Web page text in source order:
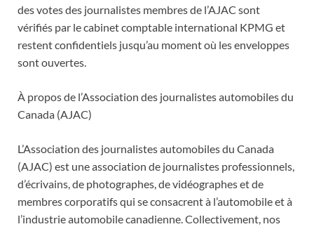
des votes des journalistes membres de l’AJAC sont
vérifiés par le cabinet comptable international KPMG et
restent confidentiels jusqu’au moment où les enveloppes
sont ouvertes.
À propos de l’Association des journalistes automobiles du
Canada (AJAC)
L’Association des journalistes automobiles du Canada
(AJAC) est une association de journalistes professionnels,
d’écrivains, de photographes, de vidéographes et de
membres corporatifs qui se consacrent à l’automobile et à
l’industrie automobile canadienne. Collectivement, nos